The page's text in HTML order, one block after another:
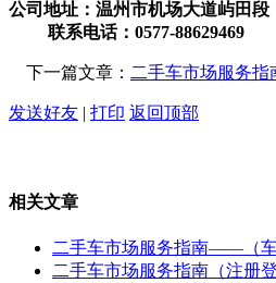
公司地址：温州市机场大道屿田段
联系电话：0577-88629469
下一篇文章： 二手车市场服务
发送好友 | 打印 返回顶部
相关文章
二手车市场服务指南——（车
二手车市场服务指南（注册登